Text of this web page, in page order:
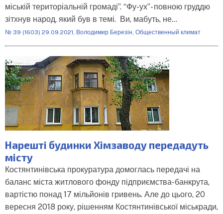
міській територіальній громаді”. “Фу-ух”- повною груддю
зітхнув народ, який був в темі. Ви, мабуть, не…
№ 39 (1603) 29.09.2021, Володимир Березін, Общественный климат
Нарешті будинки Хімзаводу передадуть
місту
Костянтинівська прокуратура домоглась передачі на
баланс міста житлового фонду підприємства-банкрута,
вартістю понад 17 мільйонів гривень. Але до цього, 20
вересня 2018 року, рішенням Костянтинівської міськради,